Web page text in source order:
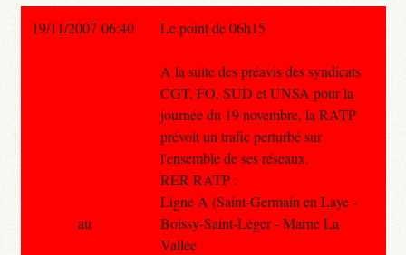
19/11/2007 06:40 Le point de 06h15
A la suite des préavis des syndicats
CGT, FO, SUD et UNSA pour la
journée du 19 novembre, la RATP
prévoit un trafic perturbé sur
l'ensemble de ses réseaux.
RER RATP :
Ligne A (Saint-Germain en Laye -
Boissy-Saint-Léger - Marne La
Vallée
au